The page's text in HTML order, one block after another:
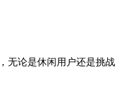
无论是休闲用户还是挑战